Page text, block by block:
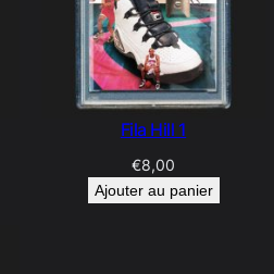
Fila Hill 1
€8,00
Ajouter au panier